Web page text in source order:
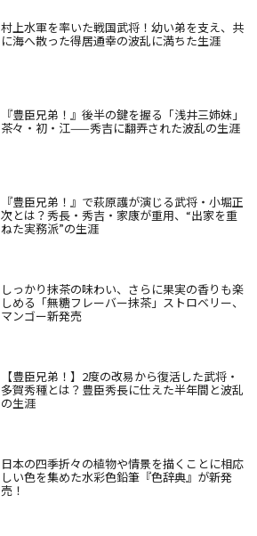
村上水軍を率いた戦国武将！幼い弟を支え、共
に海へ散った得居通幸の波乱に満ちた生涯
『豊臣兄弟！』後半の鍵を握る「浅井三姉妹」
茶々・初・江——秀吉に翻弄された波乱の生涯
『豊臣兄弟！』で萩原護が演じる武将・小堀正
次とは？秀長・秀吉・家康が重用、“出家を重
ねた実務派”の生涯
しっかり抹茶の味わい、さらに果実の香りも楽
しめる「無糖フレーバー抹茶」ストロベリー、
マンゴー新発売
【豊臣兄弟！】2度の改易から復活した武将・
多賀秀種とは？豊臣秀長に仕えた半年間と波乱
の生涯
日本の四季折々の植物や情景を描くことに相応
しい色を集めた水彩色鉛筆『色辞典』が新発
売！